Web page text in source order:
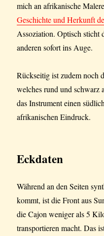
mich an afrikanische
Geschichte und Herkunft
Assoziation. Optisch sticht
anderen sofort ins Auge.
Rückseitig ist zudem noch
welches rund und schwarz
das Instrument einen
afrikanischen Eindruck.
Eckdaten
Während an den Seiten
kommt, ist die Front aus
die Cajon weniger als 5
transportieren macht. Das